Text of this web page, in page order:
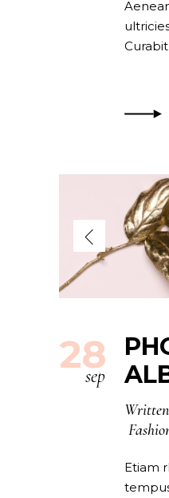
28
sep
Etiam